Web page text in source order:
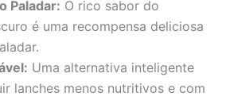
Paladar: O rico sabor do
é uma recompensa deliciosa
Uma alternativa inteligente
lanches menos nutritivos e com